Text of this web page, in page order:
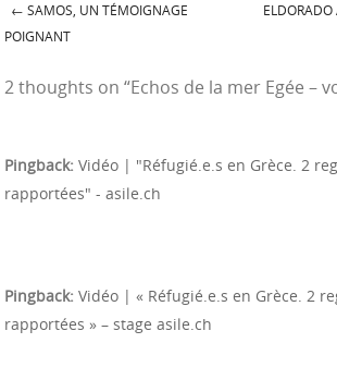
Post navigation
← SAMOS, UN TÉMOIGNAGE
POIGNANT
ELDORADO
2 thoughts on “Echos de la mer Egée –
Pingback: Vidéo | "Réfugié.e.s en Grèce. 2
rapportées" - asile.ch
Pingback: Vidéo | « Réfugié.e.s en Grèce. 2
rapportées » – stage asile.ch